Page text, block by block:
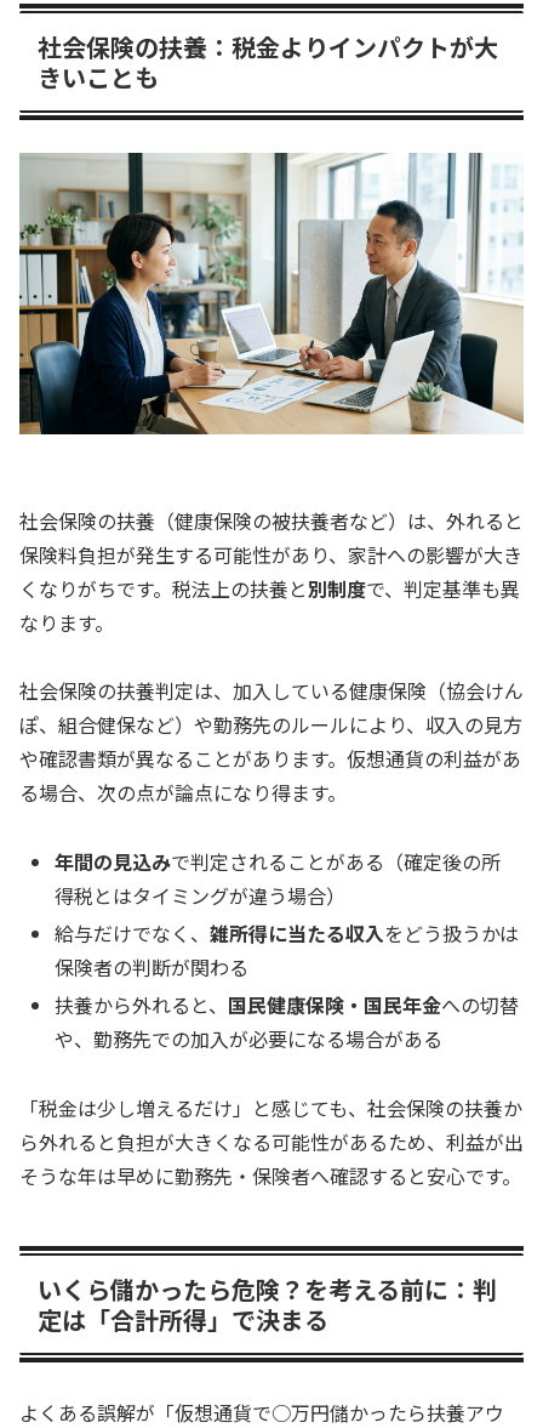
社会保険の扶養：税金よりインパクトが大
きいことも
社会保険の扶養（健康保険の被扶養者など）は、外れると
保険料負担が発生する可能性があり、家計への影響が大き
くなりがちです。税法上の扶養と別制度で、判定基準も異
なります。
社会保険の扶養判定は、加入している健康保険（協会けん
ぽ、組合健保など）や勤務先のルールにより、収入の見方
や確認書類が異なることがあります。仮想通貨の利益があ
る場合、次の点が論点になり得ます。
年間の見込みで判定されることがある（確定後の所
得税とはタイミングが違う場合）
給与だけでなく、雑所得に当たる収入をどう扱うかは
保険者の判断が関わる
扶養から外れると、 国民健康保険・国民年金への切替
や、勤務先での加入が必要になる場合がある
「税金は少し増えるだけ」と感じても、社会保険の扶養か
ら外れると負担が大きくなる可能性があるため、利益が出
そうな年は早めに勤務先・保険者へ確認すると安心です。
いくら儲かったら危険？を考える前に：判
定は「合計所得」で決まる
よくある誤解が「仮想通貨で○万円儲かったら扶養アウ